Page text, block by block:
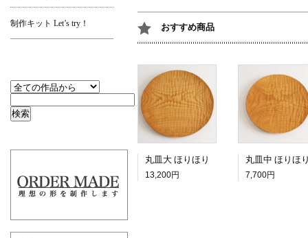
おすすめ商品
丸皿大 ほりほり
13,200円
丸皿中 ほりほ
7,700円
制作キット Let’s try！